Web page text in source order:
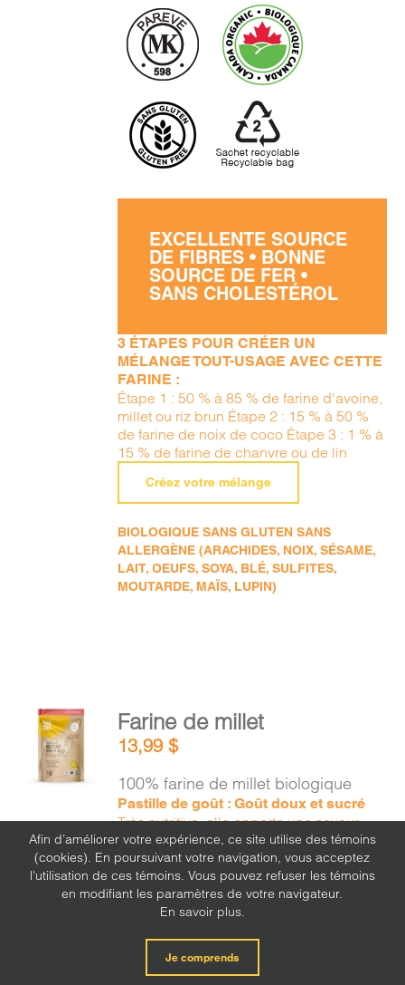
EXCELLENTE SOURCE
DE FIBRES • BONNE
SOURCE DE FER •
SANS CHOLESTÉROL
3 ÉTAPES POUR CRÉER UN
MÉLANGE TOUT-USAGE AVEC CETTE
FARINE :
Étape 1 : 50 % à 85 % de farine d'avoine,
millet ou riz brun Étape 2 : 15 % à 50 %
de farine de noix de coco Étape 3 : 1 % à
15 % de farine de chanvre ou de lin
Créez votre mélange
BIOLOGIQUE SANS GLUTEN SANS
ALLERGÈNE (ARACHIDES, NOIX, SÉSAME,
LAIT, OEUFS, SOYA, BLÉ, SULFITES,
MOUTARDE, MAÏS, LUPIN)
AJOUTER
AU
PANIER
Farine de millet
13,99$
100% farine de millet biologique
Pastille de goût : Goût doux et sucré
Très nutritive, elle apporte une saveur
douce ressemblant à celle du maïs.
Afin d’améliorer votre expérience, ce site utilise des témoins
(cookies). En poursuivant votre navigation, vous acceptez
l'utilisation de ces témoins. Vous pouvez refuser les témoins
en modifiant les paramètres de votre navigateur.
En savoir plus.
Je comprends